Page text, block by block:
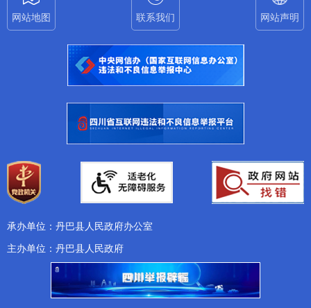
网站地图 联系我们 网站声明
承办单位：丹巴县人民政府办公室
主办单位：丹巴县人民政府